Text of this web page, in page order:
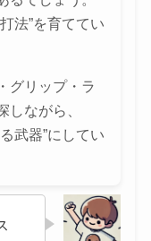
法”を育ててい
グリップ・ラ
ながら、
武器”にしてい